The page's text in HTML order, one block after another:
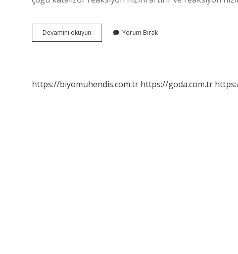
Devamını okuyun Katalizör
Nasıl
Yorum Bırak
https://biyomuhendis.com.tr https://goda.com.tr